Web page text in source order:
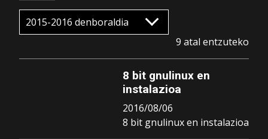
9 atal entzuteko
8 bit gnulinux en
instalazioa
2016/08/06
8 bit gnulinux en instalazioa